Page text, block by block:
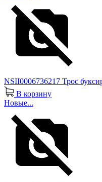
NSII0006736217 Трос
В корзину
Новые...